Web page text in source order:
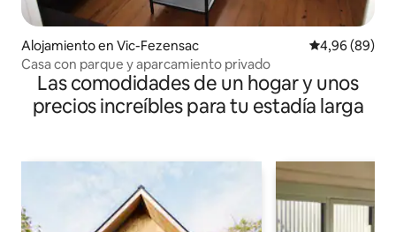
Alojamiento en Vic-Fezensac Calificación
4,96 (89)
Casa con parque y aparcamiento privado
Las comodidades de un hogar y unos
precios increíbles para tu estadía larga